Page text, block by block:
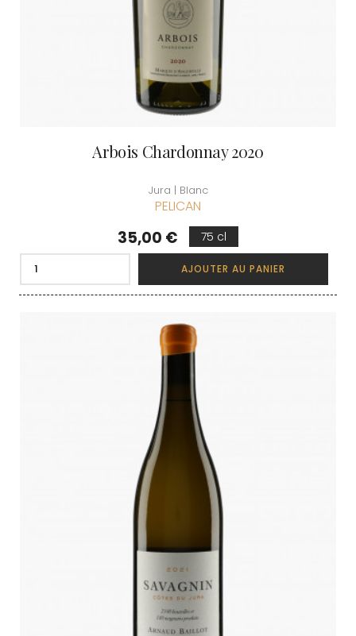
Arbois Chardonnay 2020
Jura | Blanc
PELICAN
Prix
35,00 € 75 cl
AJOUTER AU PANIER